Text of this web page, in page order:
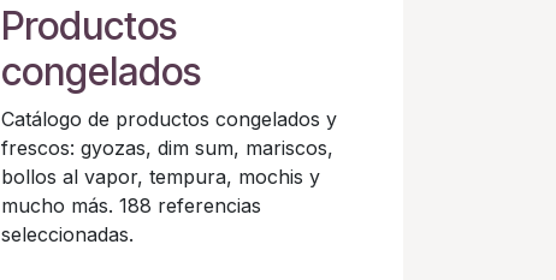
Productos
congelados
Catálogo de productos congelados y
frescos: gyozas, dim sum, mariscos,
bollos al vapor, tempura, mochis y
mucho más. 188 referencias
seleccionadas.